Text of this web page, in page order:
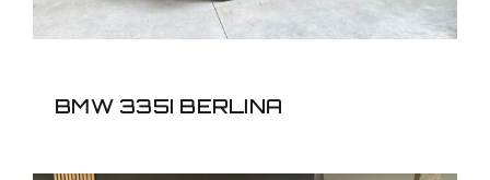
BMW 335I BERLINA